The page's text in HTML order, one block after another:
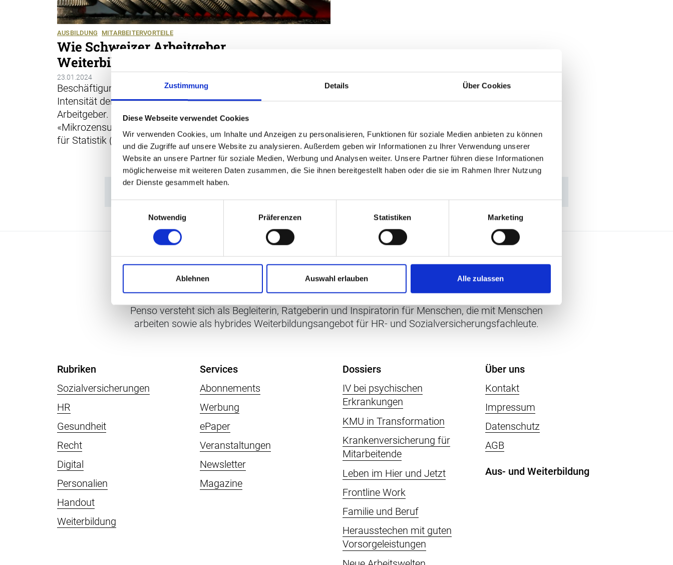
Zustimmung Details Über Cookies
Diese Webseite verwendet Cookies
Wir verwenden Cookies, um Inhalte und Anzeigen zu personalisieren, Funktionen für soziale Medien anbieten zu können
und die Zugriffe auf unsere Website zu analysieren. Außerdem geben wir Informationen zu Ihrer Verwendung unserer
Website an unsere Partner für soziale Medien, Werbung und Analysen weiter. Unsere Partner führen diese Informationen
möglicherweise mit weiteren Daten zusammen, die Sie ihnen bereitgestellt haben oder die sie im Rahmen Ihrer Nutzung
der Dienste gesammelt haben.
Notwendig
Präferenzen Statistiken Marketing
Ablehnen Auswahl erlauben Alle zulassen
AUSBILDUNG MITARBEITERVORTEILE
Wie Schweizer Arbeitgeber
Weiterbildungen unterstützen
23.01.2024
Beschäftigungsgrad, Dienstalter und Betriebsgrösse prägen die
Intensität der Unterstützung von Weiterbildungen durch den
Arbeitgeber. Dies und weitere spannende Fakten zeigt der
«Mikrozensus Aus- und Weiterbildung 2021» des Bundesamtes
für Statistik (BFS).
Penso versteht sich als Begleiterin, Ratgeberin und Inspiratorin für Menschen, die mit Menschen
arbeiten sowie als hybrides Weiterbildungsangebot für HR- und Sozialversicherungsfachleute.
Rubriken
Sozialversicherungen
HR
Gesundheit
Recht
Digital
Personalien
Handout
Weiterbildung
Services
Abonnements
Werbung
ePaper
Veranstaltungen
Newsletter
Magazine
Dossiers
IV bei psychischen
Erkrankungen
KMU in Transformation
Krankenversicherung für
Mitarbeitende
Leben im Hier und Jetzt
Frontline Work
Familie und Beruf
Herausstechen mit guten
Vorsorgeleistungen
Über uns
Kontakt
Impressum
Datenschutz
AGB
Aus- und Weiterbildung